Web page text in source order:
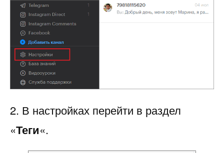
2. В настройках перейти в раздел
«Теги«.